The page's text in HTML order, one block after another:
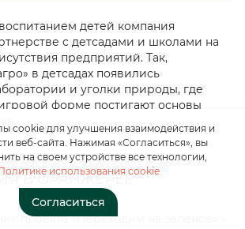
детей компания
с детсадами и школами на
предприятий. Так,
в детсадах появились
и уголки природы, где
форме постигают основы
В ОРАНЖЕРЕЕ
проекта «Переходим на зеленое» –
cookie для улучшения взаимодействия и
веб-сайта. Нажимая «Согласиться», вы
на своем устройстве все технологии,
использования cookie
Согласиться
данных»